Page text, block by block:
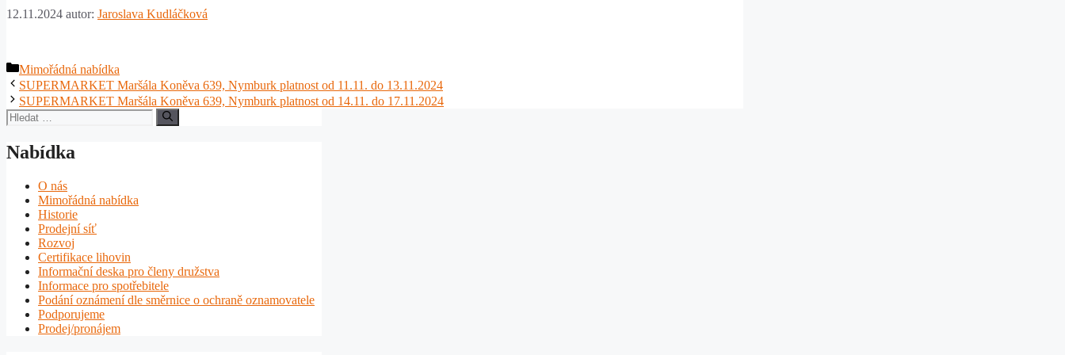
12.11.2024 autor: Jaroslava Kudláčková
Rubriky
Mimořádná nabídka
SUPERMARKET Maršála Koněva 639, Nymburk platnost od 11.11. do 13.11.2024
SUPERMARKET Maršála Koněva 639, Nymburk platnost od 14.11. do 17.11.2024
Hledat:
Nabídka
O nás
Mimořádná nabídka
Historie
Prodejní síť
Rozvoj
Certifikace lihovin
Informační deska pro členy družstva
Informace pro spotřebitele
Podání oznámení dle směrnice o ochraně oznamovatele
Podporujeme
Prodej/pronájem